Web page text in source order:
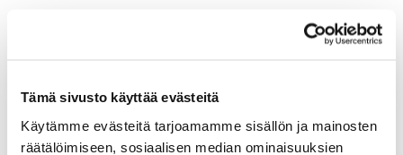
Tämä sivusto käyttää evästeitä
Käytämme evästeitä tarjoamamme sisällön ja mainosten
räätälöimiseen, sosiaalisen median ominaisuuksien